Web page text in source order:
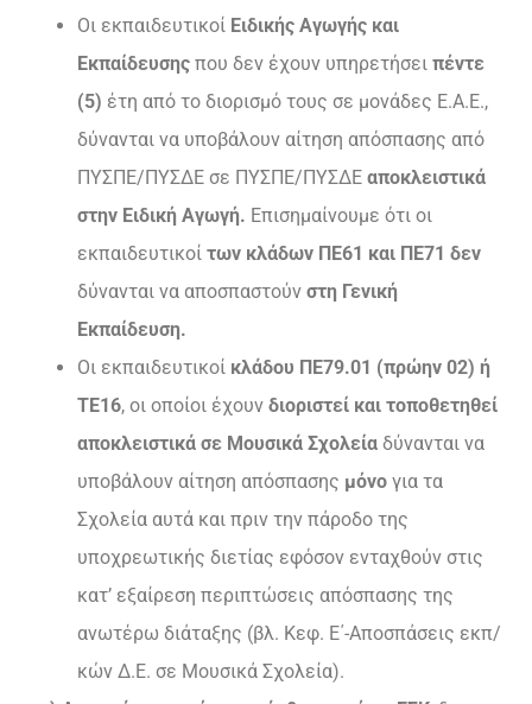
Οι εκπαιδευτικοί Ειδικής Αγωγής και
Εκπαίδευσης που δεν έχουν υπηρετήσει πέντε
(5) έτη από το διορισμό τους σε μονάδες Ε.Α.Ε.,
δύνανται να υποβάλουν αίτηση απόσπασης από
ΠΥΣΠΕ/ΠΥΣΔΕ σε ΠΥΣΠΕ/ΠΥΣΔΕ αποκλειστικά
στην Ειδική Αγωγή. Επισημαίνουμε ότι οι
εκπαιδευτικοί των κλάδων ΠΕ61 και ΠΕ71 δεν
δύνανται να αποσπαστούν στη Γενική
Εκπαίδευση.
Οι εκπαιδευτικοί κλάδου ΠΕ79.01 (πρώην 02) ή
ΤΕ16, οι οποίοι έχουν διοριστεί και τοποθετηθεί
αποκλειστικά σε Μουσικά Σχολεία δύνανται να
υποβάλουν αίτηση απόσπασης μόνο για τα
Σχολεία αυτά και πριν την πάροδο της
υποχρεωτικής διετίας εφόσον ενταχθούν στις
κατ’ εξαίρεση περιπτώσεις απόσπασης της
ανωτέρω διάταξης (βλ. Κεφ. Ε΄-Αποσπάσεις εκπ/
κών Δ.Ε. σε Μουσικά Σχολεία).